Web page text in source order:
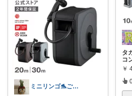
ミニリンゴ🐬ご縁に感謝🌻ありがとう
タ
コ
￥